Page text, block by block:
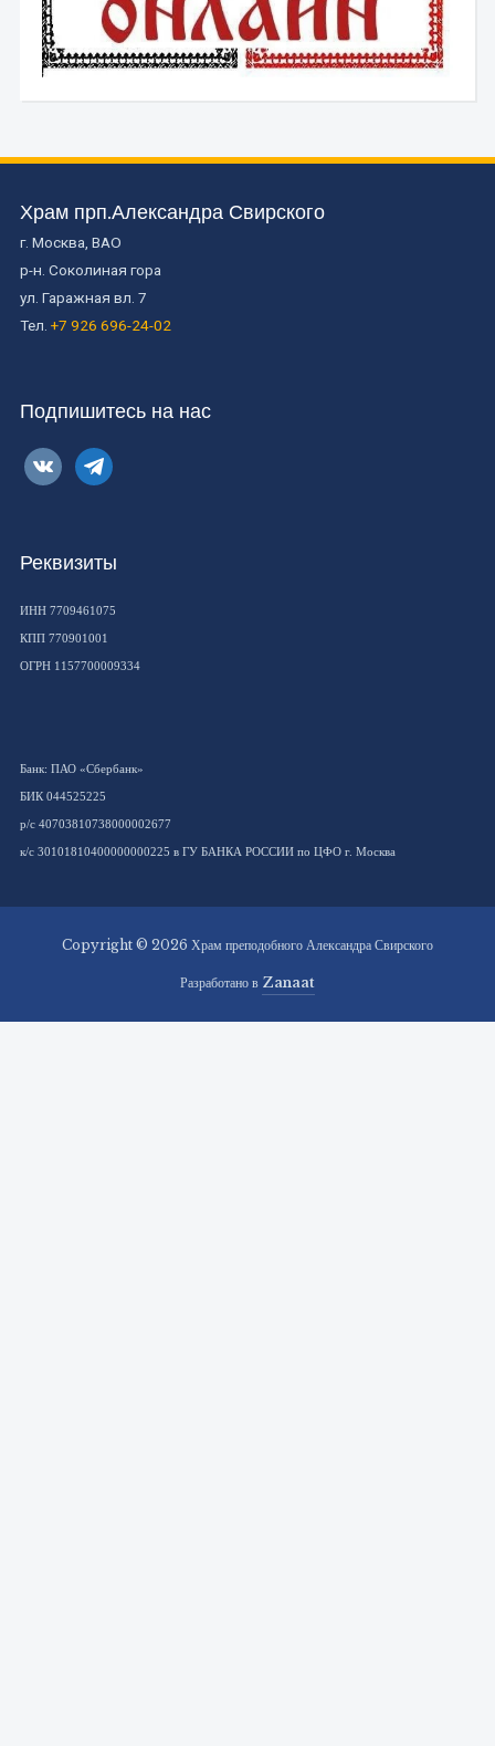
Храм прп.Александра Свирского
г. Москва, ВАО
р-н. Соколиная гора
ул. Гаражная вл. 7
Тел. +7 926 696-24-02
Подпишитесь на нас
vkontaktetelegram
Реквизиты
ИНН 7709461075
КПП 770901001
ОГРН 1157700009334
Банк: ПАО «Сбербанк»
БИК 044525225
р/с 40703810738000002677
к/с 30101810400000000225 в ГУ БАНКА РОССИИ по ЦФО г. Москва
Copyright © 2026 Храм преподобного Александра Свирского
Разработано в Zanaat